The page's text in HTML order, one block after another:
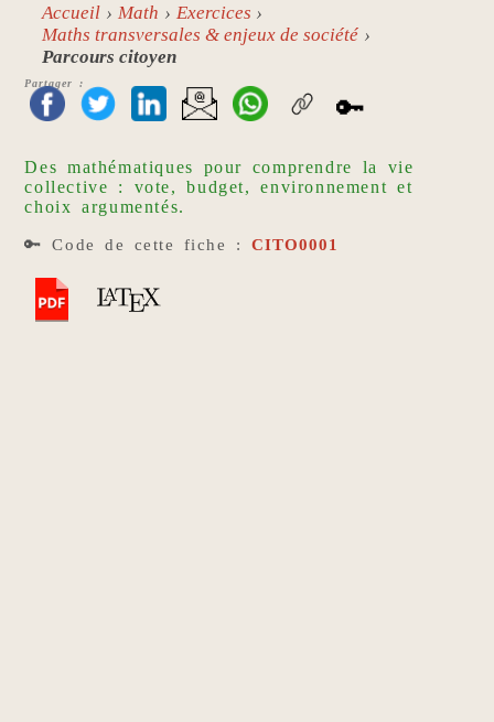
Accueil Math
Exercices
Maths transversales & enjeux de société
Parcours citoyen
Partager :
🔑
Des mathématiques pour comprendre la vie
collective : vote, budget, environnement et
choix argumentés.
🔑 Code de cette fiche :CITO0001